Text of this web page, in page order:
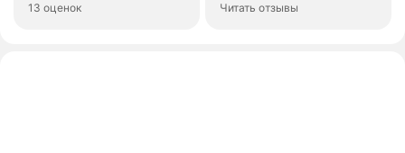
13 оценок Читать отзывы